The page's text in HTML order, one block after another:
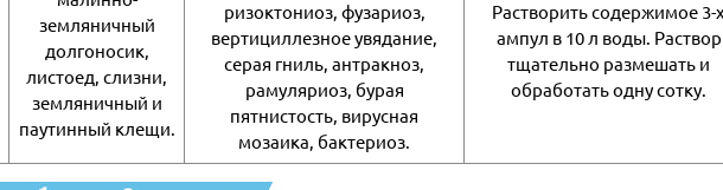
земляничный
долгоносик,
листоед, слизни,
земляничный и
паутинный клещи.
ризоктониоз, фузариоз,
вертициллезное увядание,
серая гниль, антракноз,
рамуляриоз, бурая
пятнистость, вирусная
мозаика, бактериоз.
Растворить содержимое 3-
ампул в 10 л воды. Раствор
тщательно размешать и
обработать одну сотку.